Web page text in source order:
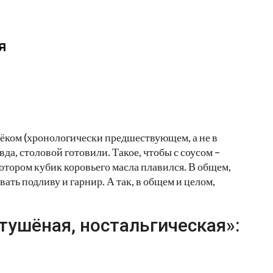
(хронологически предшествующем, а не в
столовой готовили. Такое, чтобы с соусом –
кубик коровьего масла плавился. В общем,
подливу и гарнир. А так, в общем и целом,
ностальгическая»: